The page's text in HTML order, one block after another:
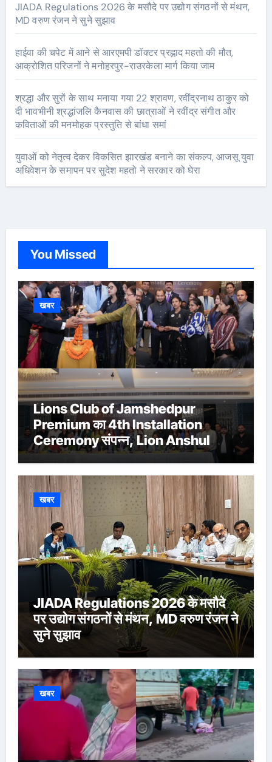
JIADA Regulations 2026 के मसौदे पर उद्योग संगठनों से मंथन,
MD वरुण रंजन ने सुने सुझाव
हाईवा की चपेट में आने से आरएमपी डॉक्टर प्रह्लाद महतो की मौत,
आक्रोशित परिजनों ने मनोहरपुर-राउरकेला मार्ग किया जाम
श्रद्धा और सुरों के साथ मनाया गया 22 श्रावण, रवींद्रनाथ ठाकुर को
दी भावभीनी श्रद्धांजलि कैनवास की छात्राओं ने रवींद्र संगीत और
कविताओं की मनमोहक प्रस्तुति से बांधा समां
युवाओं को नेतृत्व देकर विकसित झारखंड बनाने का संकल्प, आजसू युवा
अधिवेशन के समापन पर सुदेश महतो ने सरकार को घेरा
You Missed
खबर
Lions Club of Jamshedpur
Premium का 4th Installation
Ceremony संपन्न, Lion Anshul
Ringasia ने संभाला अध्यक्ष पद
खबर
JIADA Regulations 2026 के मसौदे
पर उद्योग संगठनों से मंथन, MD वरुण रंजन ने
सुने सुझाव
खबर